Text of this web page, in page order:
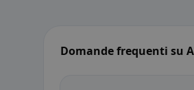
Domande frequenti su